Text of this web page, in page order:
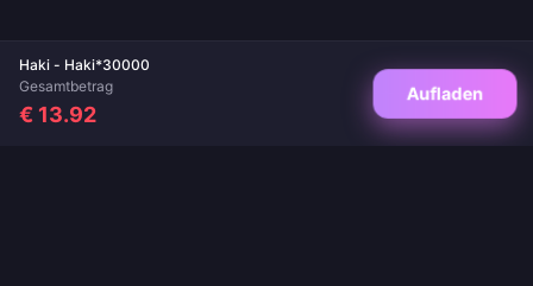
Haki - Haki*30000
Gesamtbetrag
€ 13.92
Aufladen